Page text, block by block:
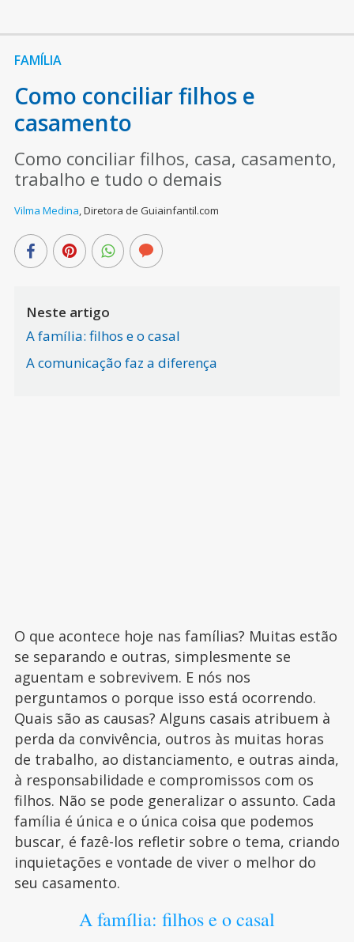
FAMÍLIA
Como conciliar filhos e
casamento
Como conciliar filhos, casa, casamento,
trabalho e tudo o demais
Vilma Medina,Diretora de Guiainfantil.com
Neste artigo
A família: filhos e o casal
A comunicação faz a diferença
O que acontece hoje nas famílias? Muitas estão
se separando e outras, simplesmente se
aguentam e sobrevivem. E nós nos
perguntamos o porque isso está ocorrendo.
Quais são as causas? Alguns casais atribuem à
perda da convivência, outros às muitas horas
de trabalho, ao distanciamento, e outras ainda,
à responsabilidade e compromissos com os
filhos. Não se pode generalizar o assunto. Cada
família é única e o única coisa que podemos
buscar, é fazê-los refletir sobre o tema, criando
inquietações e vontade de viver o melhor do
seu casamento.
A família: filhos e o casal